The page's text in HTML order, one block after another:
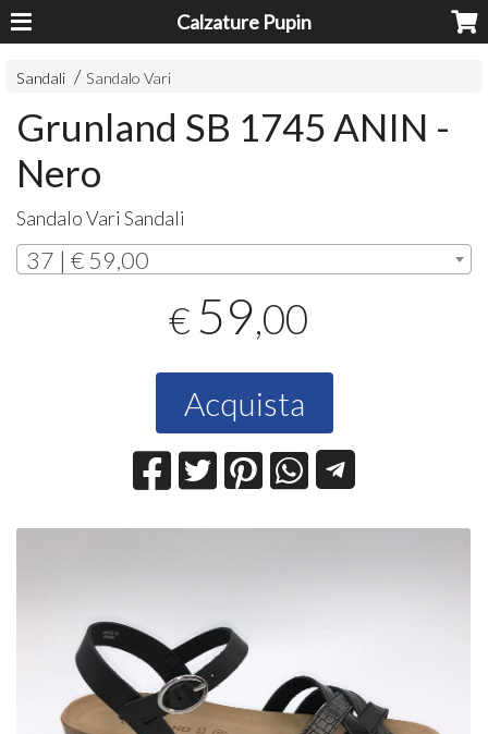
Calzature Pupin
Sandali Sandalo Vari
Grunland SB 1745 ANIN -
Nero
Sandalo Vari Sandali
37 | € 59,00
€ 59,00
Acquista